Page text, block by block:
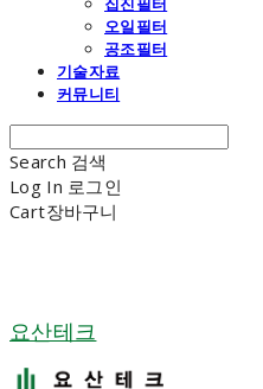
오일필터
공조필터
기술자료
커뮤니티
Search 검색
Log In 로그인
Cart장바구니
요산테크